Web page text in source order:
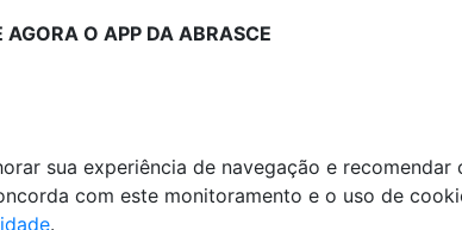
AGORA O APP DA ABRASCE
sua experiência de navegação e recomendar
com este monitoramento e o uso de
.